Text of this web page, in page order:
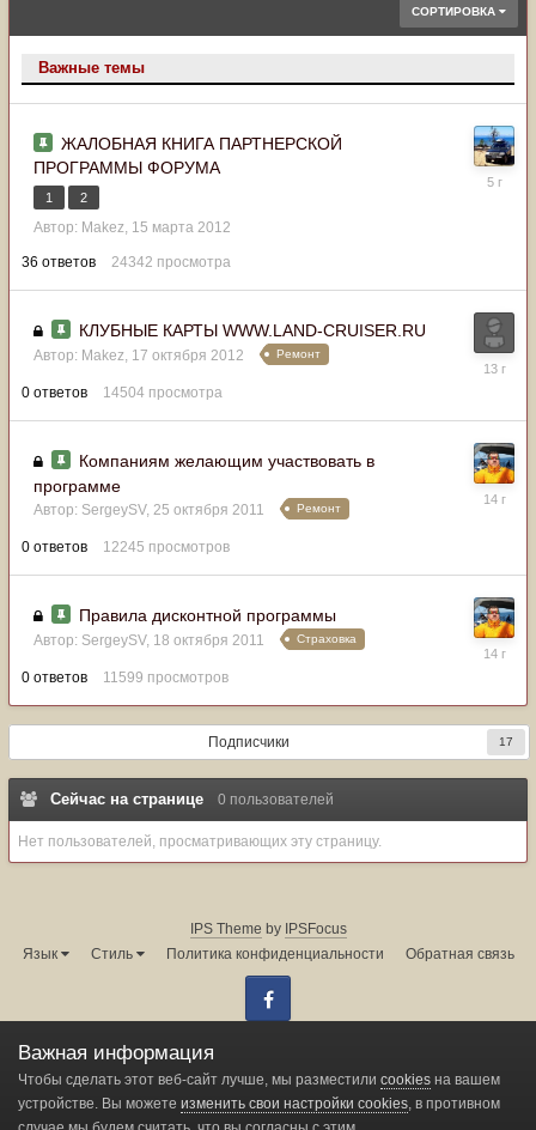
СОРТИРОВКА
Важные темы
ЖАЛОБНАЯ КНИГА ПАРТНЕРСКОЙ
ПРОГРАММЫ ФОРУМА
1 2
Автор: Makez, 15 марта 2012
36 ответов 24342 просмотра
КЛУБНЫЕ КАРТЫ WWW.LAND-CRUISER.RU
Автор: Makez, 17 октября 2012 Ремонт
0 ответов 14504 просмотра
17
Компаниям желающим участвовать в
программе
Автор: SergeySV, 25 октября 2011 Ремонт
0 ответов 12245 просмотров
25
Правила дисконтной программы
Автор: SergeySV, 18 октября 2011 Страховка
0 ответов 11599 просмотров
18
Подписчики 17
Сейчас на странице 0 пользователей
Нет пользователей, просматривающих эту страницу.
IPS Theme by IPSFocus
Язык
Стиль Политика конфиденциальности Обратная связь
Администрация форума:
Powered by Invision Community
Важная информация
Чтобы сделать этот веб-сайт лучше, мы разместили cookies на вашем
устройстве. Вы можете изменить свои настройки cookies, в противном